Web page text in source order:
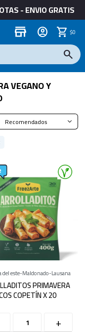
- ENVIO GRATIS
store $0
VEGANO Y
Recomendados
del este Maldonado Lausana
PRIMAVERA
COPETÍN X 20
+